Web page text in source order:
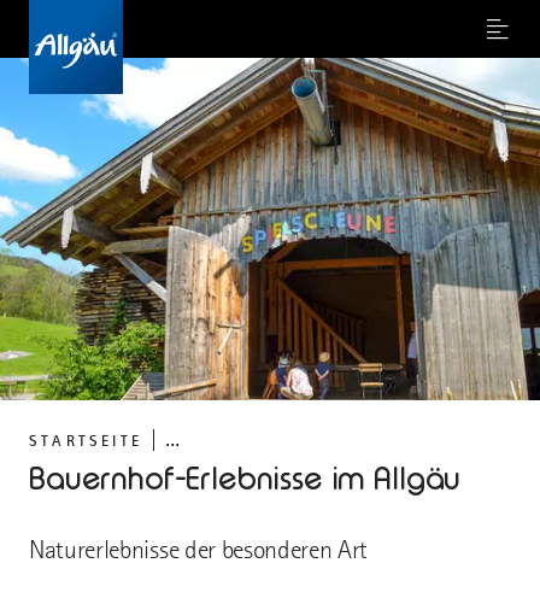
Menu
STARTSEITE ...
Bauernhof-Erlebnisse im Allgäu
Naturerlebnisse der besonderen Art